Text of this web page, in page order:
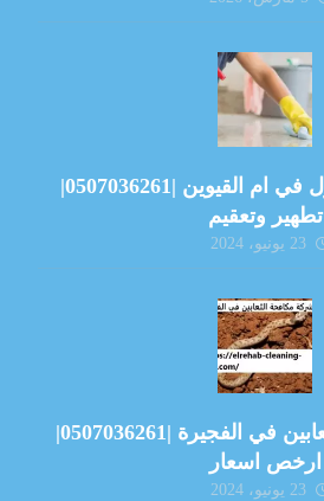
شركة تعقيم منازل في ام القيوين |0507036261|
تطهير وتعقيم
23 يونيو، 2024
شركة مكافحة الثعابين في الفجيرة |0507036261|
ارخص اسعار
23 يونيو، 2024